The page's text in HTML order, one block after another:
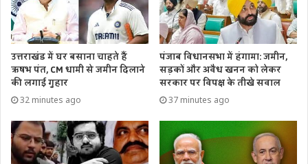
उत्तराखंड में घर बसाना चाहते हैं
ऋषभ पंत, CM धामी से जमीन दिलाने
की लगाई गुहार
32 minutes ago
पंजाब विधानसभा में हंगामा: जमीन,
सड़कों और अवैध खनन को लेकर
सरकार पर विपक्ष के तीखे सवाल
37 minutes ago